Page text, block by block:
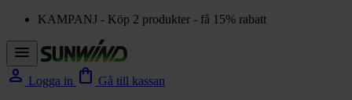
KAMPANJ - Köp 2 produkter - få 15% rabatt
menu
person Logga in shopping_bag Gå till kassan